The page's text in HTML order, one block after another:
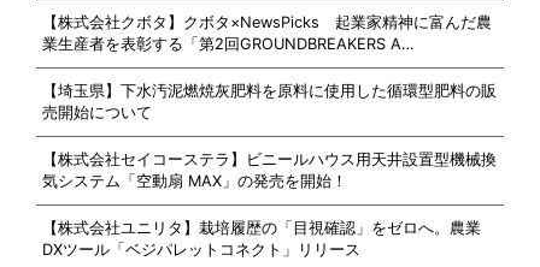
【株式会社クボタ】クボタ×NewsPicks 起業家精神に富んだ農
業生産者を表彰する「第2回GROUNDBREAKERS A…
【埼玉県】下水汚泥燃焼灰肥料を原料に使用した循環型肥料の販
売開始について
【株式会社セイコーステラ】ビニールハウス用天井設置型機械換
気システム「空動扇 MAX」の発売を開始！
【株式会社ユニリタ】栽培履歴の「目視確認」をゼロへ。農業
DXツール「ベジパレットコネクト」リリース